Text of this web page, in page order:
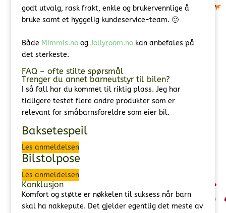
godt utvalg, rask frakt, enkle og brukervennlige å
bruke samt et hyggelig kundeservice-team. 🙂
Både Mimmis.no og Jollyroom.no kan anbefales på
det sterkeste.
FAQ – ofte stilte spørsmål
Trenger du annet barneutstyr til bilen?
I så fall har du kommet til riktig plass. Jeg har
tidligere testet flere andre produkter som er
relevant for småbarnsforeldre som eier bil.
Baksetespeil
Les anmeldelsen
Bilstolpose
Les anmeldelsen
Konklusjon
Komfort og støtte er nøkkelen til suksess når barn
skal ha nakkepute. Det gjelder egentlig det meste av